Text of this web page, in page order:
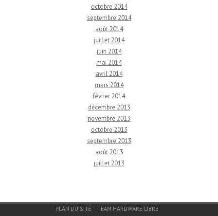
octobre 2014
septembre 2014
août 2014
juillet 2014
juin 2014
mai 2014
avril 2014
mars 2014
février 2014
décembre 2013
novembre 2013
octobre 2013
septembre 2013
août 2013
juillet 2013
Menu du bas de pagePLAN DU SITE TEAM HARDWARE-LIBRE